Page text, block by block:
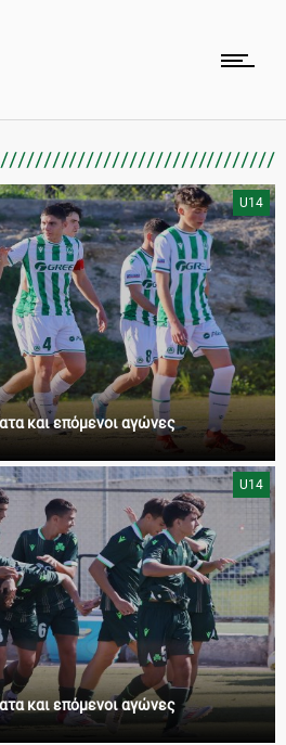
U14
και επόμενοι αγώνες
U14
και επόμενοι αγώνες